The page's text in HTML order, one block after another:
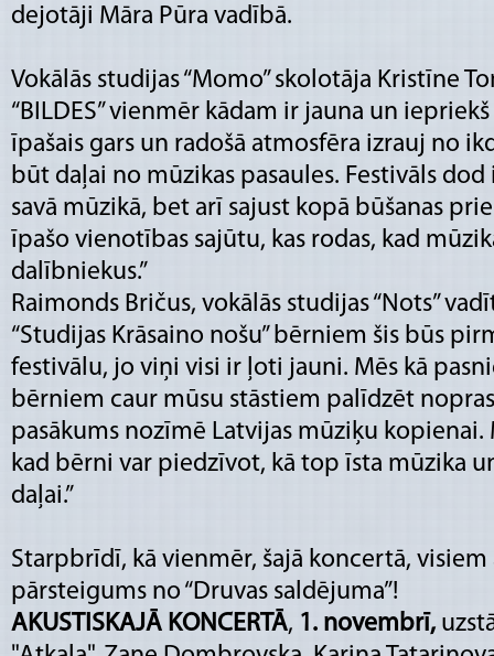
dejotāji Māra Pūra vadībā.
Vokālās studijas “Momo” skolotāja Kristīne
“BILDES” vienmēr kādam ir jauna un
īpašais gars un radošā atmosfēra izrauj no
būt daļai no mūzikas pasaules. Festivāls
savā mūzikā, bet arī sajust kopā būšanas
īpašo vienotības sajūtu, kas rodas, kad
dalībniekus.”
Raimonds Bričus, vokālās studijas “Nots”
“Studijas Krāsaino nošu” bērniem šis būs
festivālu, jo viņi visi ir ļoti jauni. Mēs kā
bērniem caur mūsu stāstiem palīdzēt
pasākums nozīmē Latvijas mūziķu kopienai.
kad bērni var piedzīvot, kā top īsta mūzika
daļai.”
Starpbrīdī, kā vienmēr, šajā koncertā,
pārsteigums no “Druvas saldējuma”!
AKUSTISKAJĀ KONCERTĀ, 1. novembrī,